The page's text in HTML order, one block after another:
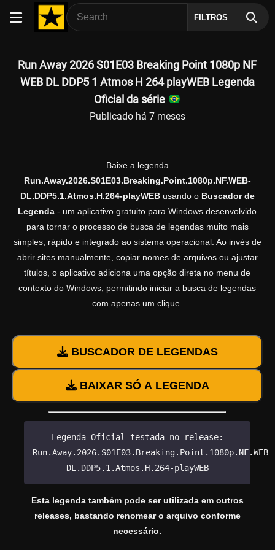
FILTROS
Run Away 2026 S01E03 Breaking Point 1080p NF
WEB DL DDP5 1 Atmos H 264 playWEB Legenda
Oficial da série
Publicado há 7 meses
Baixe a legenda
Run.Away.2026.S01E03.Breaking.Point.1080p.NF.WEB-
DL.DDP5.1.Atmos.H.264-playWEBusando o Buscador de
Legenda - um aplicativo gratuito para Windows desenvolvido
para tornar o processo de busca de legendas muito mais
simples, rápido e integrado ao sistema operacional. Ao invés de
abrir sites manualmente, copiar nomes de arquivos ou ajustar
títulos, o aplicativo adiciona uma opção direta no menu de
contexto do Windows, permitindo iniciar a busca de legendas
com apenas um clique.
BUSCADOR DE LEGENDAS
BAIXAR SÓ A LEGENDA
Legenda Oficial testada no release:
Run.Away.2026.S01E03.Breaking.Point.1080p.NF.WEB-
DL.DDP5.1.Atmos.H.264-playWEB
Esta legenda também pode ser utilizada em outros
releases, bastando renomear o arquivo conforme
necessário.